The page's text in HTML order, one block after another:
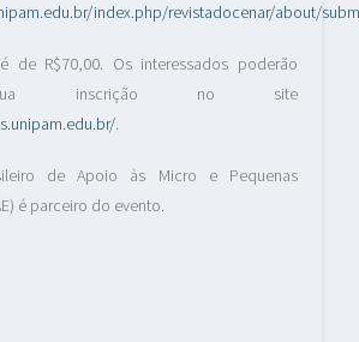
index.php/revistadocenar/about/
de R$70,00. Os interessados poderão
inscrição no site
.
de Apoio às Micro e Pequenas
é parceiro do evento.